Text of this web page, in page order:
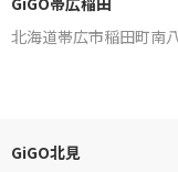
北海道帯広市稲田町南
GiGO北見